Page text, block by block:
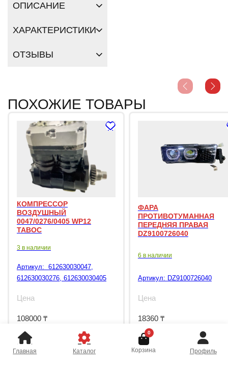
ОПИСАНИЕ
ХАРАКТЕРИСТИКИ
ОТЗЫВЫ
ПОХОЖИЕ ТОВАРЫ
КОМПРЕССОР
ВОЗДУШНЫЙ
0047/0276/0405 WP12
TABOC
3 в наличии
Артикул: 612630030047,
612630030276, 612630030405
Цена
108000 ₸
ФАРА
ПРОТИВОТУМАННАЯ
ПЕРЕДНЯЯ ПРАВАЯ
DZ9100726040
6 в наличии
Артикул: DZ9100726040
Цена
18360 ₸
Главная Каталог
0
Корзина Профиль